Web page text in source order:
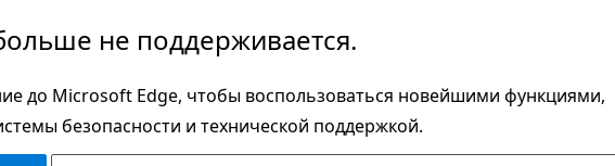
не поддерживается.
до Microsoft Edge, чтобы воспользоваться новейшими функциями,
безопасности и технической поддержкой.